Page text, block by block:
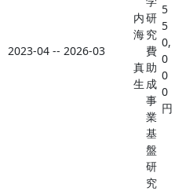
2023-04 -- 2026-03
内
海
真
生
研
究
費
助
成
事
業
基
盤
研
究
5
5
0,
0
0
0
円